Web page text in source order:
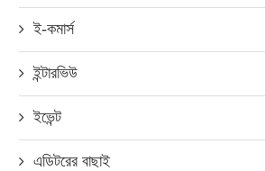
ই-কমার্স
ইন্টারভিউ
ইভেন্ট
এডিটরের বাছাই